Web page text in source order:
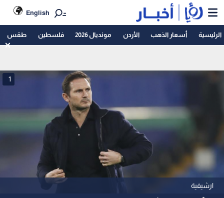
English
الرئيسية أسعار الذهب الأردن مونديال 2026 فلسطين طقس
ارشيفية
1